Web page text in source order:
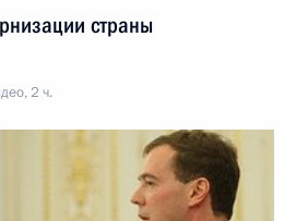
страны
2 ч.